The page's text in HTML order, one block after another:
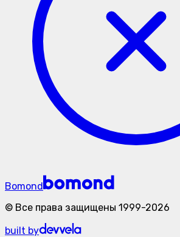
Bomond
© Все права защищены 1999-2026
built by